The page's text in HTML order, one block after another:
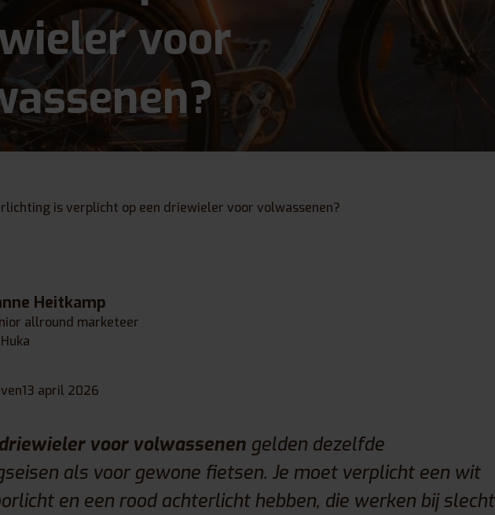
voor
is verplicht op een driewieler voor volwassenen?
Heitkamp
allround marketeer
13 april 2026
driewieler voor volwassenengelden dezelfde
als voor gewone fietsen. Je moet verplicht een wit
en een rood achterlicht hebben, die werken bij slecht